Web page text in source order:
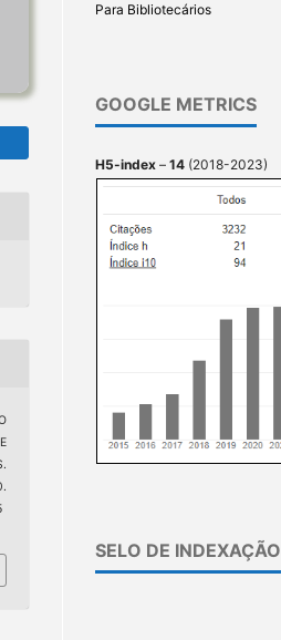
Para Bibliotecários
GOOGLE METRICS
H5-index – 14 (2018-2023)
SELO DE INDEXAÇÃO